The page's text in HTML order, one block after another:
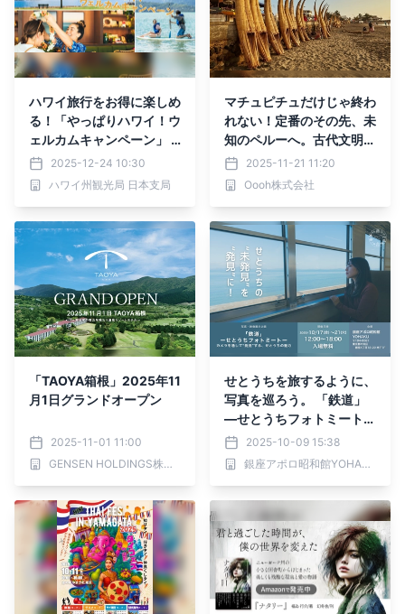
ハワイ旅行をお得に楽しめ
る！「やっぱりハワイ！ウ
ェルカムキャンペーン」 2
026年3月末まで期間延長
決定
2025-12-24 10:30
ハワイ州観光局 日本支局
マチュピチュだけじゃ終わ
れない！定番のその先、未
知のペルーへ。古代文明が
息づくペルー北部、おすす
め都市3選
2025-11-21 11:20
Oooh株式会社
「TAOYA箱根」2025年11
月1日グランドオープン
2025-11-01 11:00
GENSEN HOLDINGS株式会社
せとうちを旅するように、
写真を巡ろう。 「鉄道」
―せとうちフォトミート―
開催。2025-10-09 15:38
銀座アポロ昭和館YOHAKU